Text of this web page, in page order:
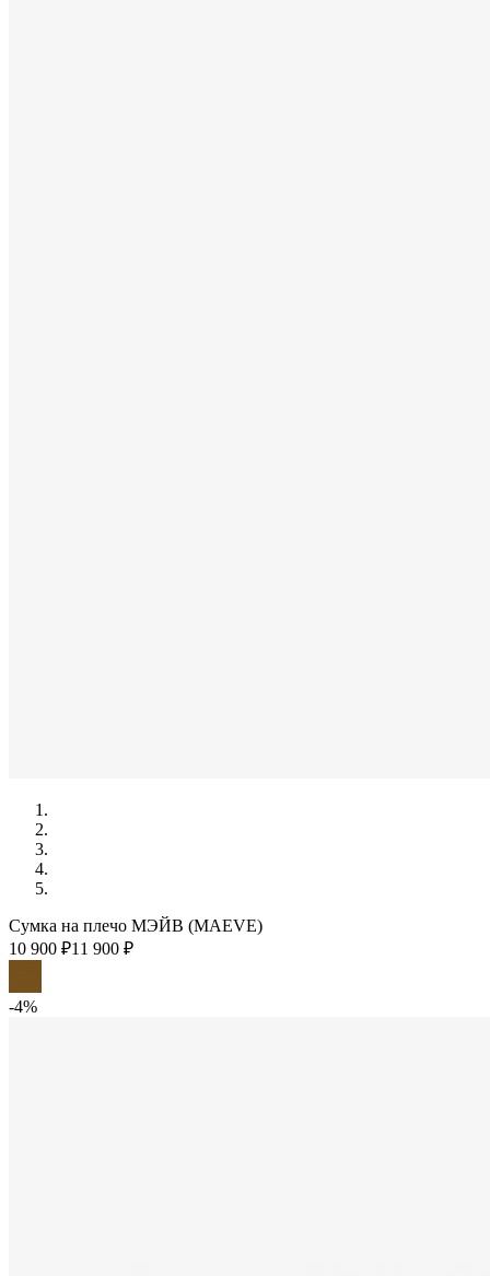
Сумка на плечо МЭЙВ (MAEVE)
10 900 ₽11 900 ₽
-4%